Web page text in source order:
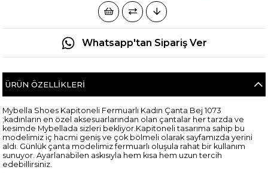
Whatsapp'tan Sipariş Ver
ÜRÜN ÖZELLIKLERI
Mybella Shoes Kapitoneli Fermuarlı Kadın Çanta Bej 1073
;kadınların en özel aksesuarlarından olan çantalar her tarzda ve
kesimde Mybellada sizleri bekliyor.Kapitoneli tasarıma sahip bu
modelimiz iç hacmi geniş ve çok bölmeli olarak sayfamızda yerini
aldı. Günlük çanta modelimiz fermuarlı oluşula rahat bir kullanım
sunuyor. Ayarlanabilen askısıyla hem kısa hem uzun tercih
edebillirsiniz.